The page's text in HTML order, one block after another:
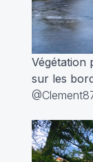
Végétation
sur les